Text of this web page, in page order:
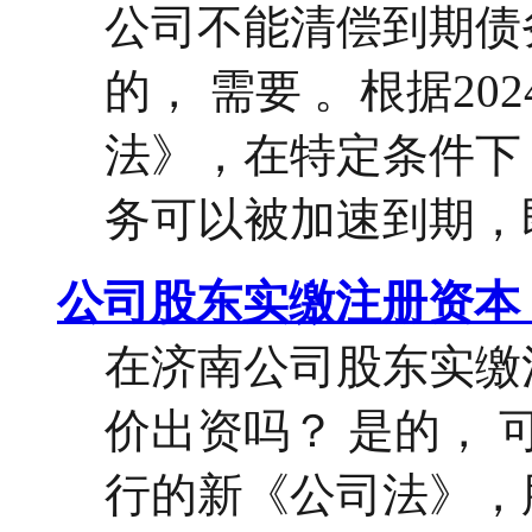
公司不能清偿到期
的， 需要 。根据
法》，在特定条件
务可以被加速到期
公司股东实缴注册资
在济南公司股东实
价出资吗？ 是的，
行的新《公司法》